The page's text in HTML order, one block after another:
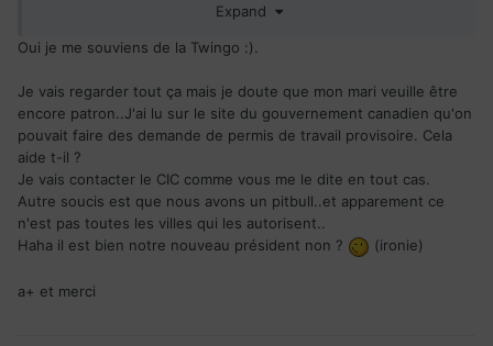
Vous formalisez pas, je doute pas du bien fondé et il y en a
souvenez.
Je comprends mieux et merci du retour, j'y suis déjà passé
et c'était plus simple, j'aime le Québec et le Canada.
Regardez du côté des programmes Travailleur autonome
aussi, mais c'est plus long...
Après je me souviens qu'il existe une procédure
exceptionnelle pour transférer sa société, elle doit maintenir
deq avantages et des acquis, j'avais eu un échange avec le
Néanmoins l'immigration est en pleine mutation.
Expand
Oui je me souviens de la Twingo :).
Je vais regarder tout ça mais je doute que mon mari veuille être
encore patron..J'ai lu sur le site du gouvernement canadien qu'on
pouvait faire des demande de permis de travail provisoire. Cela
aide t-il ?
Je vais contacter le CIC comme vous me le dite en tout cas.
Autre soucis est que nous avons un pitbull..et apparement ce
n'est pas toutes les villes qui les autorisent..
Haha il est bien notre nouveau président non ?
(ironie)
a+ et merci